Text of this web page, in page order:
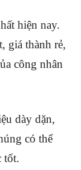
hiện nay.
giá thành rẻ,
công nhân
dày dặn,
có thể
tốt.